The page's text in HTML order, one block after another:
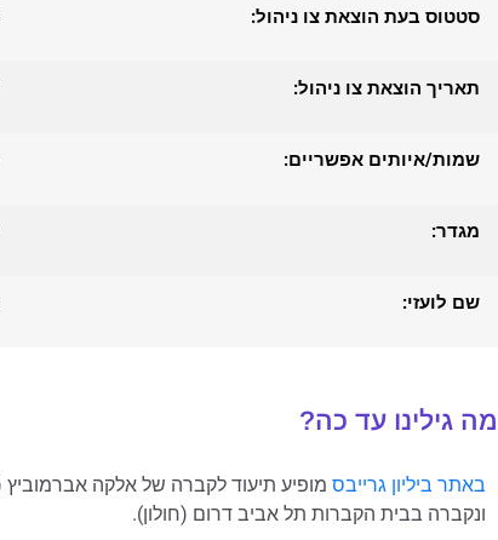
סטטוס בעת הוצאת צו ניהול:
תאריך הוצאת צו ניהול:
שמות/איותים אפשריים:
מגדר:
שם לועזי:
מה גילינו עד כה?
באתר ביליון גרייבס
ונקברה בבית הקברות תל אביב דרום (חולון).